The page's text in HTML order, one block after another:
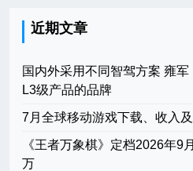
近期文章
国内外采用不同智驾方案 雍
L3级产品的品牌
7月全球移动游戏下载、收入
《王者万象棋》定档2026年9
万